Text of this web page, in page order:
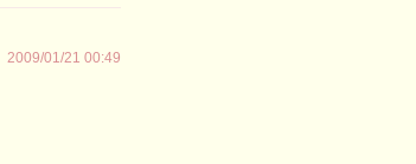
2009/01/21 00:49